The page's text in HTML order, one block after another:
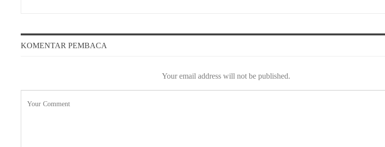
KOMENTAR PEMBACA
Your email address will not be published.